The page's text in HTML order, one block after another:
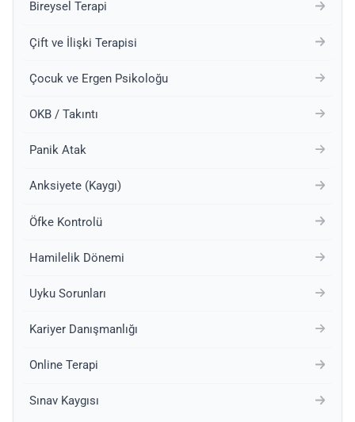
Bireysel Terapi
Çift ve İlişki Terapisi
Çocuk ve Ergen Psikoloğu
OKB / Takıntı
Panik Atak
Anksiyete (Kaygı)
Öfke Kontrolü
Hamilelik Dönemi
Uyku Sorunları
Kariyer Danışmanlığı
Online Terapi
Sınav Kaygısı